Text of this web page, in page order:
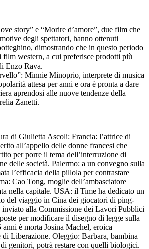
story” e “Morire d’amore”, due film che
degli spettatori, hanno ottenuti
dimostrando che in questo periodo
film western, a cui preferisce prodotti più
Enzo Rava.
Minnie Minoprio, interprete di musica
attesa per anni e ora è pronta a dare
aprendosi alle nuove tendenze della
Zanetti.
di Giulietta Ascoli: Francia: l’attrice di
all’appello delle donne francesi che
per porre il tema dell’interruzione di
delle società. Palermo: a un convegno sulla
l’efficacia della pillola per contrastare
Cao Tong, moglie dell’ambasciatore
nella capitale. USA: il Time ha dedicato un
del viaggio in Cina dei giocatori di ping-
alla Commissione dei Lavori Pubblici
per modificare il disegno di legge sulla
è morta Josina Machel, eroica
di Liberazione. Oleggio: Barbara, bambina
genitori, potrà restare con quelli biologici.